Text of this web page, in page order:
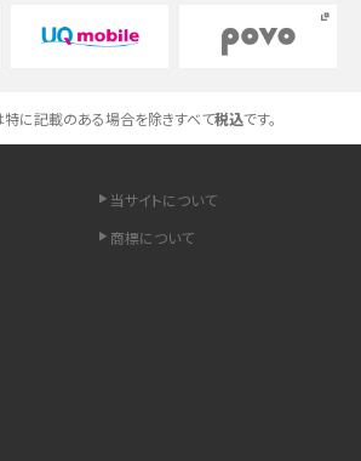
遅い原因は？すぐできる対処法や見直すポイントを解
度制限とは？回避のコツや解除のタイミング・方法
象データや事前準備・条件・注意点などを解説
話をかける方法やiPhone・Androidの設定を解説
？iPhone・Androidの設定方法やおススメを紹介
に記載のある場合を除きすべて税込です。
当サイトについて
商標について